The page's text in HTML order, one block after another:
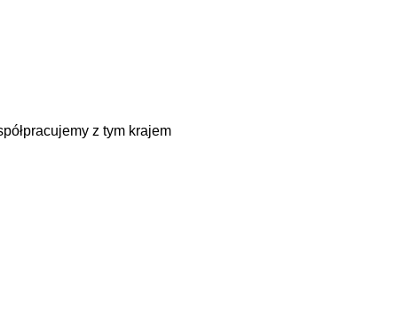
z tym krajem